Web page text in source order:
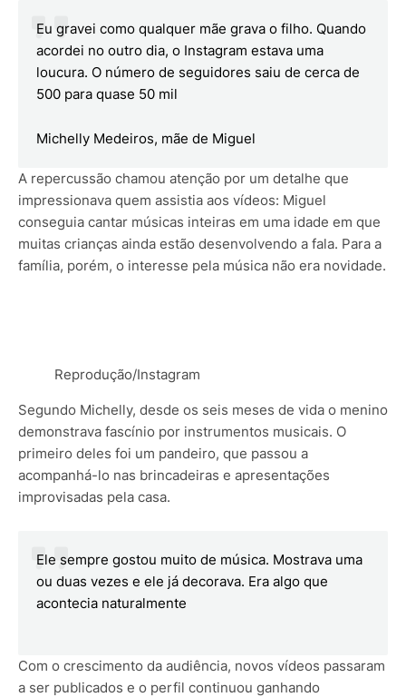
Eu gravei como qualquer mãe grava o filho. Quando
acordei no outro dia, o Instagram estava uma
loucura. O número de seguidores saiu de cerca de
500 para quase 50 mil
Michelly Medeiros, mãe de Miguel
A repercussão chamou atenção por um detalhe que
impressionava quem assistia aos vídeos: Miguel
conseguia cantar músicas inteiras em uma idade em que
muitas crianças ainda estão desenvolvendo a fala. Para a
família, porém, o interesse pela música não era novidade.
Reprodução/Instagram
Segundo Michelly, desde os seis meses de vida o menino
demonstrava fascínio por instrumentos musicais. O
primeiro deles foi um pandeiro, que passou a
acompanhá-lo nas brincadeiras e apresentações
improvisadas pela casa.
Ele sempre gostou muito de música. Mostrava uma
ou duas vezes e ele já decorava. Era algo que
acontecia naturalmente
Com o crescimento da audiência, novos vídeos passaram
a ser publicados e o perfil continuou ganhando